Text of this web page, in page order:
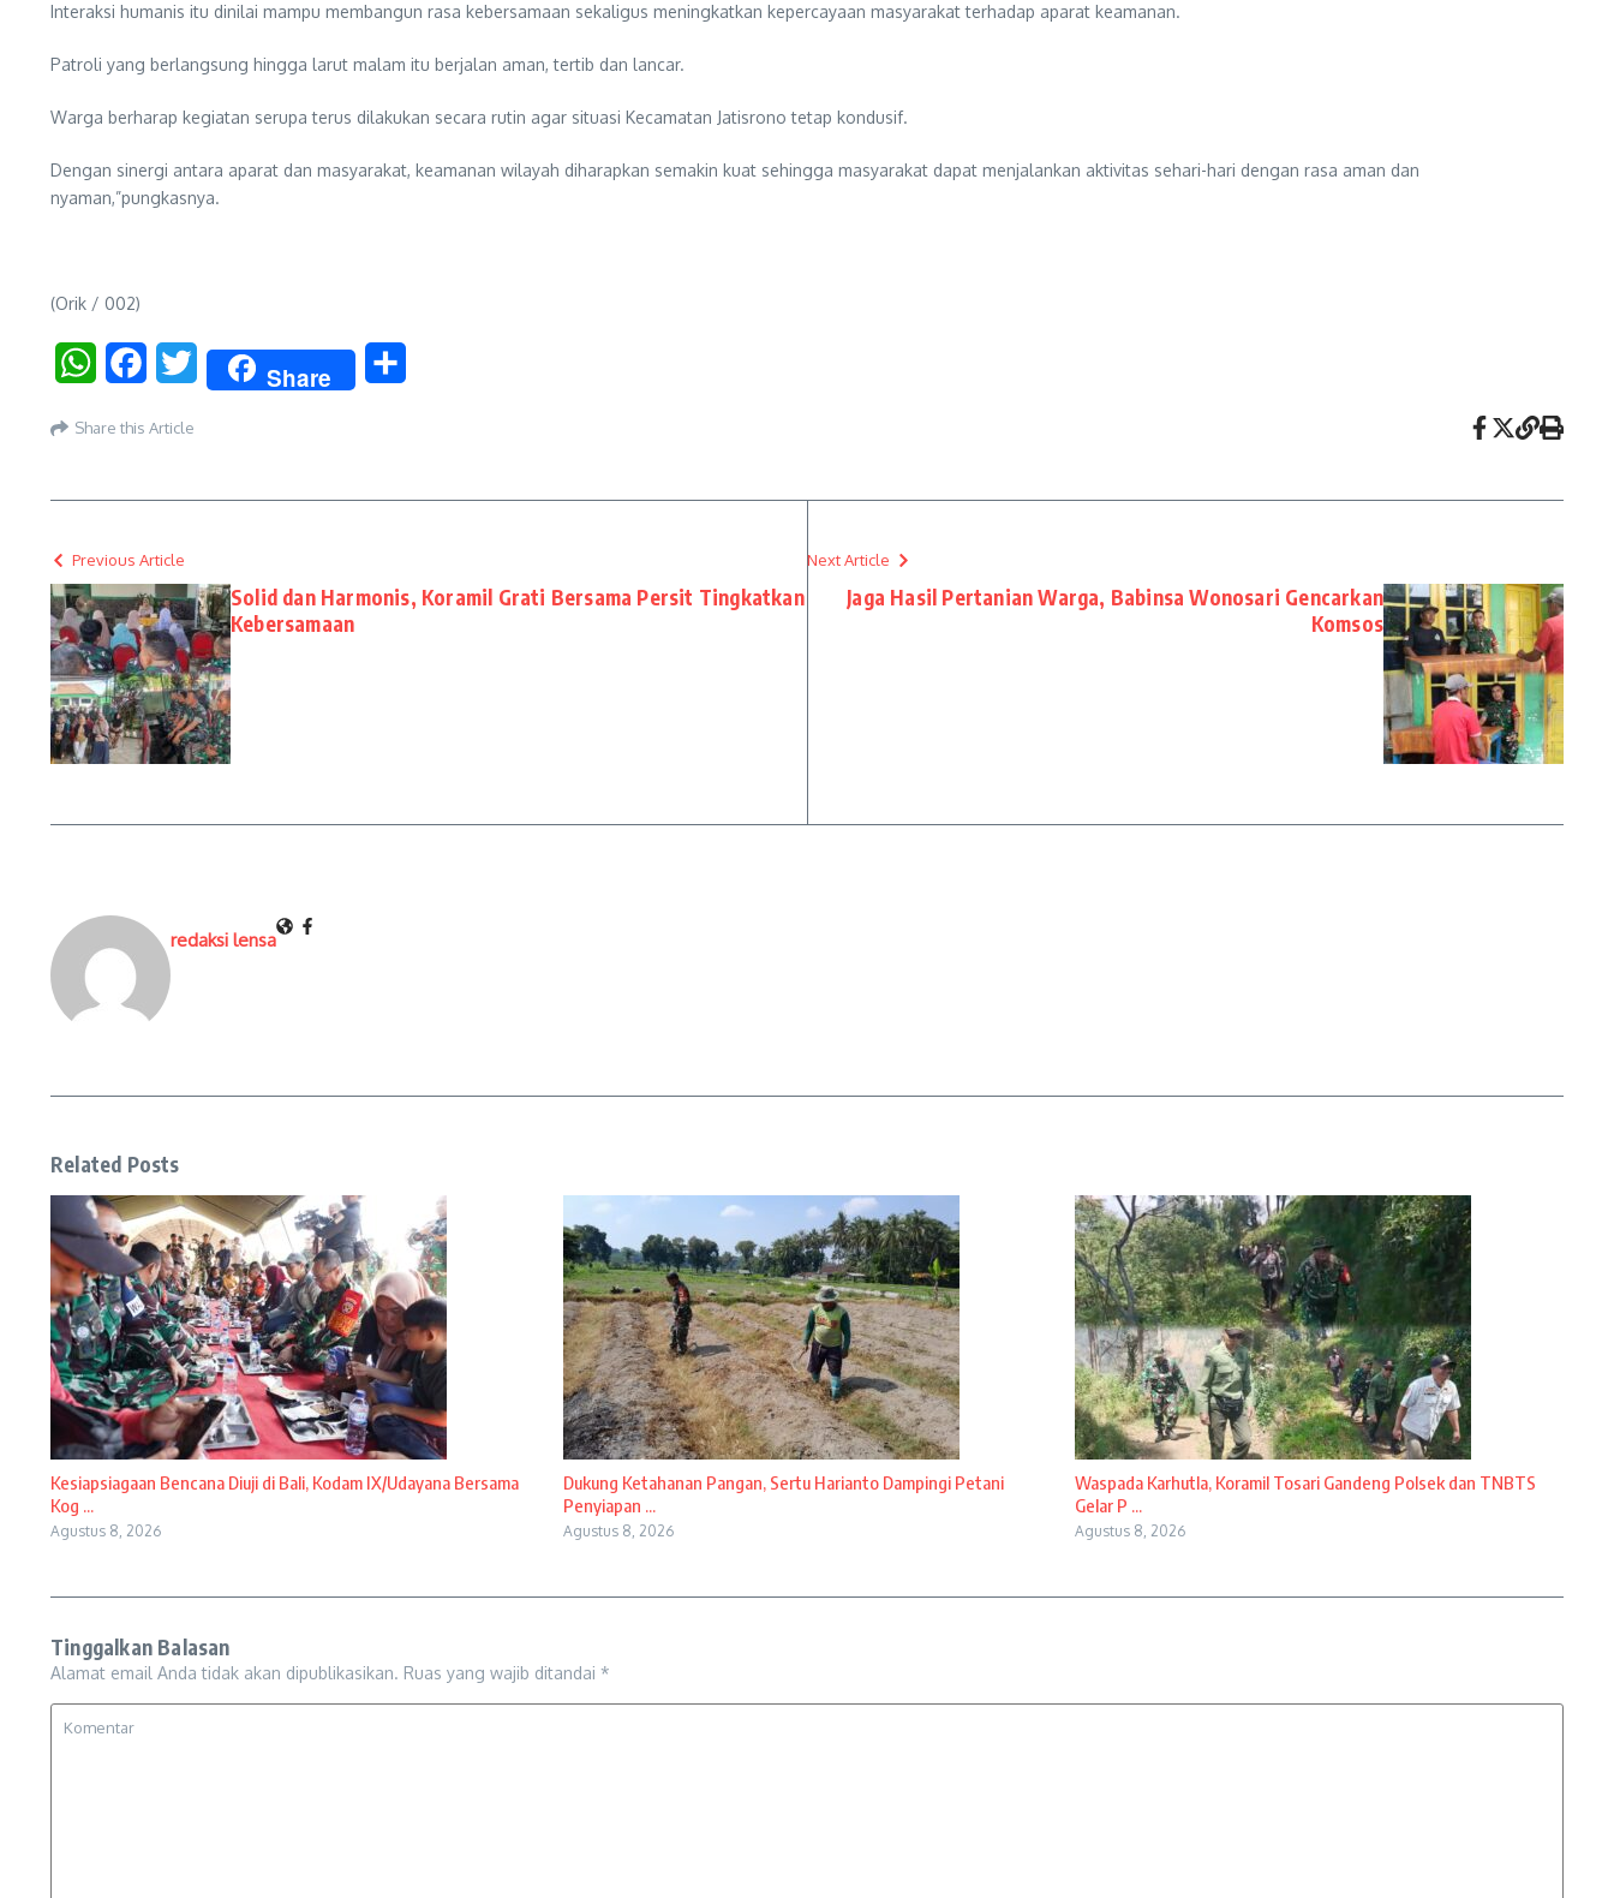
Interaksi humanis itu dinilai mampu membangun rasa kebersamaan sekaligus meningkatkan kepercayaan masyarakat terhadap aparat keamanan.
Patroli yang berlangsung hingga larut malam itu berjalan aman, tertib dan lancar.
Warga berharap kegiatan serupa terus dilakukan secara rutin agar situasi Kecamatan Jatisrono tetap kondusif.
Dengan sinergi antara aparat dan masyarakat, keamanan wilayah diharapkan semakin kuat sehingga masyarakat dapat menjalankan aktivitas sehari-hari dengan rasa aman dan
nyaman,”pungkasnya.
(Orik / 002)
WhatsAppFacebookTwitter Share
Share this Article
Previous Article
Solid dan Harmonis, Koramil Grati Bersama Persit Tingkatkan
Kebersamaan
Next Article
Jaga Hasil Pertanian Warga, Babinsa Wonosari Gencarkan
Komsos
redaksi lensa
Related Posts
Kesiapsiagaan Bencana Diuji di Bali, Kodam IX/Udayana Bersama
Kog ...
Agustus 8, 2026
Dukung Ketahanan Pangan, Sertu Harianto Dampingi Petani
Penyiapan ...
Agustus 8, 2026
Waspada Karhutla, Koramil Tosari Gandeng Polsek dan TNBTS
Gelar P ...
Agustus 8, 2026
Tinggalkan Balasan
Alamat email Anda tidak akan dipublikasikan. Ruas yang wajib ditandai *